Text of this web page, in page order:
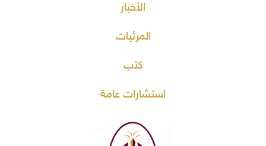
الأخبار
المرئيات
كتب
استشارات عامة